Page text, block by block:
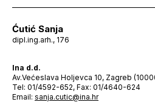
Ćutić Sanja
dipl.ing.arh., 176
Ina d.d.
Av.Većeslava Holjevca 10, Zagreb
Tel: 01/4592-652, Fax: 01/4640-624
Email: sanja.cutic@ina.hr